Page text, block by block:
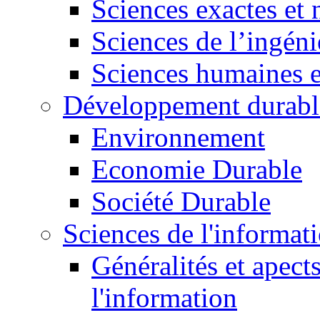
Sciences exactes et
Sciences de
Sciences humaines
Développement
Environnement
Economie Durable
Société Durable
Sciences de
Généralités et
l'information